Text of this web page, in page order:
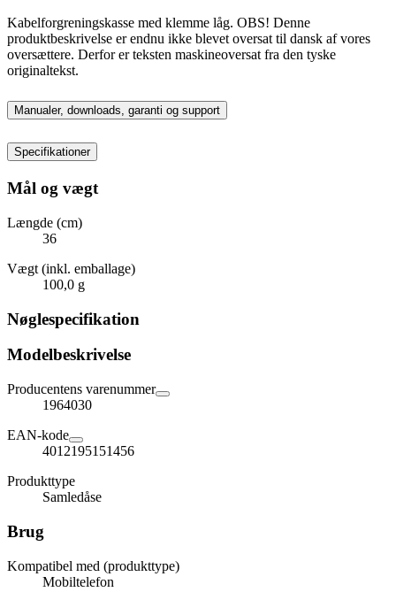
Kabelforgreningskasse med klemme låg. OBS! Denne
produktbeskrivelse er endnu ikke blevet oversat til dansk af vores
oversættere. Derfor er teksten maskineoversat fra den tyske
originaltekst.
Manualer, downloads, garanti og support
Specifikationer
Mål og vægt
Længde (cm)
36
Vægt (inkl. emballage)
100,0 g
Nøglespecifikation
Modelbeskrivelse
Producentens varenummer
1964030
EAN-kode
4012195151456
Produkttype
Samledåse
Brug
Kompatibel med (produkttype)
Mobiltelefon